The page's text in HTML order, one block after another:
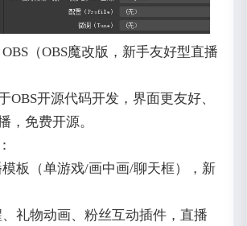
OBS（OBS魔改版，新手友好型直播
OBS开源代码开发，界面更友好、
，免费开源。
板（单游戏/画中画/聊天框），新
礼物动画、粉丝互动插件，直播